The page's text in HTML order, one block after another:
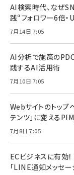
AI検索時代、なぜ
践“フォロワー6倍
7月14日 7:05
AI分析で施策の
践するAI活用術
7月10日 7:05
Webサイトのトッ
テンツ」に変える
7月8日 7:05
ECビジネスに有効
「LINE通知メッセー